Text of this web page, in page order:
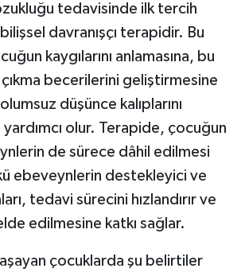
tedavisinde ilk tercih
davranışçı terapidir. Bu
kaygılarını anlamasına, bu
çıkma becerilerini geliştirmesine
düşünce kalıplarını
olur. Terapide, çocuğun
de sürece dâhil edilmesi
ebeveynlerin destekleyici ve
tedavi sürecini hızlandırır ve
edilmesine katkı sağlar.
yaşayan çocuklarda şu belirtiler